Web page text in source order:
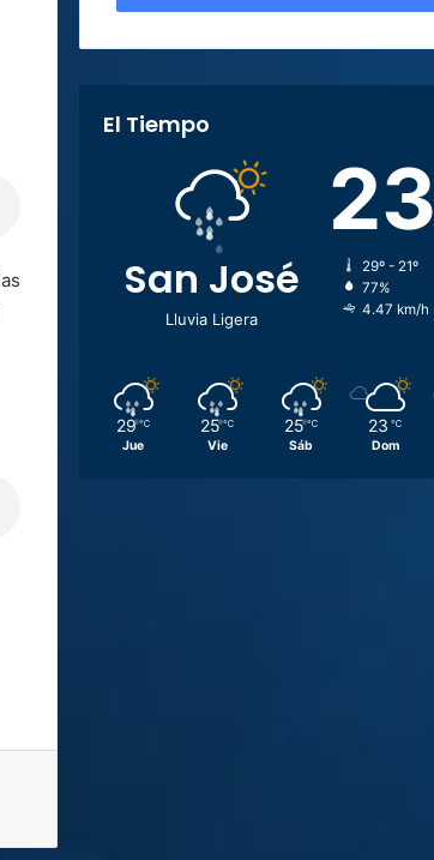
El Tiempo
San José
Lluvia Ligera
23
29º - 21º
77%
4.47 km/h
29 ℃
Jue
25 ℃
Vie
25 ℃
Sáb
23 ℃
Dom